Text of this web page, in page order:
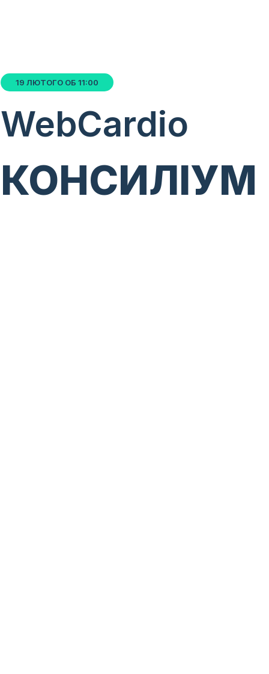
19 ЛЮТОГО ОБ 11:00
WebCardio
КОНСИЛІУМ